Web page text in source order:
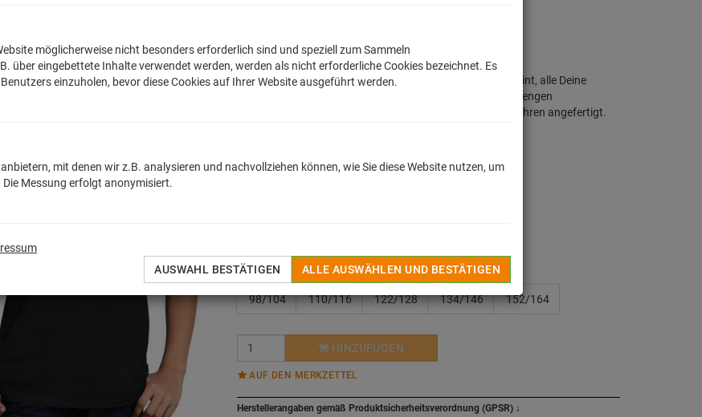
TLM1891KT
Egal ob witziger Spruch, buntes Motiv oder Lizensierter Print, alle Deine
originellen Kinder T-Shirts werden in Deutschland unter strengen
Qualittskontrollen hochwertig im Sieb - / Digitaldruckverfahren angefertigt.
16,30 €
98/104 110/116 122/128 134/146 152/164
HINZUFÜGEN
AUF DEN MERKZETTEL
Herstellerangaben gemäß Produktsicherheitsverordnung (GPSR) ↓
möglicherweise nicht besonders erforderlich sind und speziell zum Sammeln
über eingebettete Inhalte verwendet werden, werden als nicht erforderliche Cookies bezeichnet. Es
einzuholen, bevor diese Cookies auf Ihrer Website ausgeführt werden.
mit denen wir z.B. analysieren und nachvollziehen können, wie Sie diese Website nutzen, um
Messung erfolgt anonymisiert.
AUSWAHL BESTÄTIGEN
ALLE AUSWÄHLEN UND BESTÄTIGEN